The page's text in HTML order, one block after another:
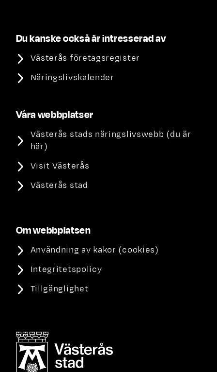
Du kanske också är intresserad av
Västerås företagsregister
Näringslivskalender
Våra webbplatser
Västerås stads näringslivswebb (du är
här)
Visit Västerås
Västerås stad
Om webbplatsen
Användning av kakor (cookies)
Integritetspolicy
Tillgänglighet
Västerås stad, länk till annan webbplats